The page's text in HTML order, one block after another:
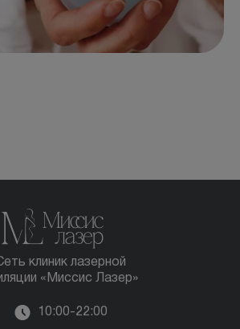
клиник лазерной
«Миссис Лазер»
10:00-22:00